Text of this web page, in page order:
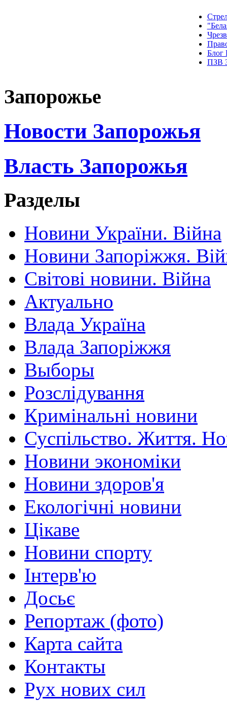
Блог
ПЗВ
Запорожье
Новости Запорожья
Власть Запорожья
Разделы
Новини України. Війна
Новини Запоріжжя.
Світові новини. Війна
Актуально
Влада Україна
Влада Запоріжжя
Выборы
Розслідування
Кримінальні новини
Суспільство. Життя.
Новини экономіки
Новини здоров'я
Екологічні новини
Цікаве
Новини спорту
Інтерв'ю
Досьє
Репортаж (фото)
Карта сайта
Контакты
Рух нових сил